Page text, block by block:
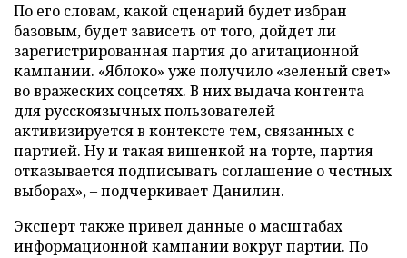
По его словам, какой сценарий будет избран
базовым, будет зависеть от того, дойдет ли
зарегистрированная партия до агитационной
кампании. «Яблоко» уже получило «зеленый свет»
во вражеских соцсетях. В них выдача контента
для русскоязычных пользователей
активизируется в контексте тем, связанных с
партией. Ну и такая вишенкой на торте, партия
отказывается подписывать соглашение о честных
выборах», – подчеркивает Данилин.
Эксперт также привел данные о масштабах
информационной кампании вокруг партии. По